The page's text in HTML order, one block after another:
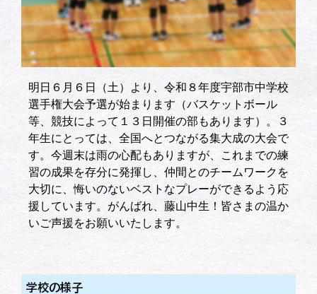
明日６月６日（土）より、令和８年度宇部市中学校
選手権大会予選が始まります（バスケットボール
等、競技によって１３日開催の部もあります）。３
年生にとっては、全国へとつながる集大成の大会で
す。今週末は雨の心配もありますが、これまでの練
習の成果を存分に発揮し、仲間とのチームワークを
大切に、悔いのないベストなプレーができるよう応
援しています。がんばれ、藤山中生！皆さまの温か
いご声援をお願いいたします。
学校の様子